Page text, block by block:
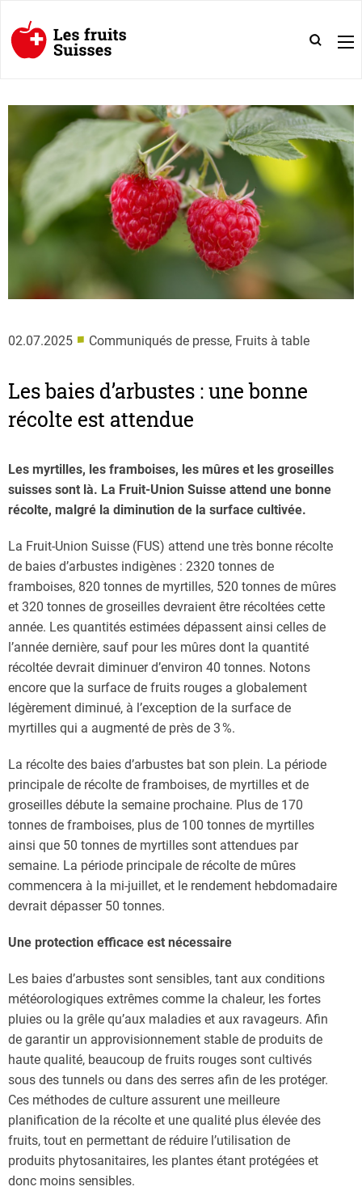
02.07.2025 ■ Communiqués de presse, Fruits à table
Les baies d’arbustes : une bonne
récolte est attendue
Les myrtilles, les framboises, les mûres et les groseilles
suisses sont là. La Fruit-Union Suisse attend une bonne
récolte, malgré la diminution de la surface cultivée.
La Fruit-Union Suisse (FUS) attend une très bonne récolte
de baies d’arbustes indigènes : 2320 tonnes de
framboises, 820 tonnes de myrtilles, 520 tonnes de mûres
et 320 tonnes de groseilles devraient être récoltées cette
année. Les quantités estimées dépassent ainsi celles de
l’année dernière, sauf pour les mûres dont la quantité
récoltée devrait diminuer d’environ 40 tonnes. Notons
encore que la surface de fruits rouges a globalement
légèrement diminué, à l’exception de la surface de
myrtilles qui a augmenté de près de 3 %.
La récolte des baies d’arbustes bat son plein. La période
principale de récolte de framboises, de myrtilles et de
groseilles débute la semaine prochaine. Plus de 170
tonnes de framboises, plus de 100 tonnes de myrtilles
ainsi que 50 tonnes de myrtilles sont attendues par
semaine. La période principale de récolte de mûres
commencera à la mi-juillet, et le rendement hebdomadaire
devrait dépasser 50 tonnes.
Une protection efficace est nécessaire
Les baies d’arbustes sont sensibles, tant aux conditions
météorologiques extrêmes comme la chaleur, les fortes
pluies ou la grêle qu’aux maladies et aux ravageurs. Afin
de garantir un approvisionnement stable de produits de
haute qualité, beaucoup de fruits rouges sont cultivés
sous des tunnels ou dans des serres afin de les protéger.
Ces méthodes de culture assurent une meilleure
planification de la récolte et une qualité plus élevée des
fruits, tout en permettant de réduire l’utilisation de
produits phytosanitaires, les plantes étant protégées et
donc moins sensibles.